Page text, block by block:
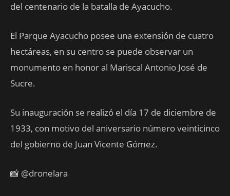
del centenario de la batalla de Ayacucho.
El Parque Ayacucho posee una extensión de cuatro
hectáreas, en su centro se puede observar un
monumento en honor al Mariscal Antonio José de
Sucre.
Su inauguración se realizó el día 17 de diciembre de
1933, con motivo del aniversario número veinticinco
del gobierno de Juan Vicente Gómez.
📸 @dronelara